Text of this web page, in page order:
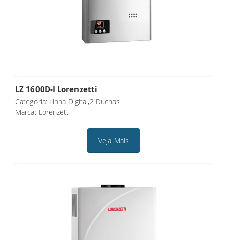
LZ 1600D-I Lorenzetti
Categoria: Linha Digital,2 Duchas
Marca: Lorenzetti
Veja Mais